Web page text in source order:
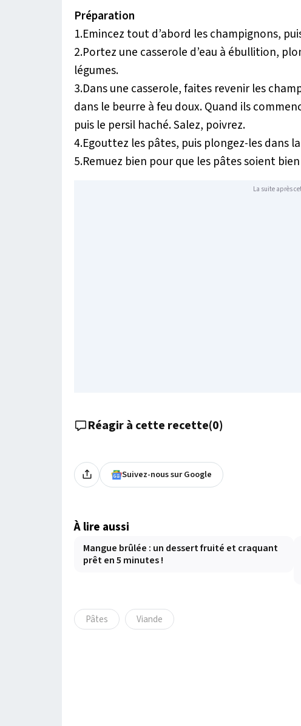
Préparation
1.Emincez tout d’abord les champignons,
2.Portez une casserole d’eau à ébullition,
légumes.
3.Dans une casserole, faites revenir les
dans le beurre à feu doux. Quand ils
puis le persil haché. Salez, poivrez.
4.Egouttez les pâtes, puis plongez-les dans
5.Remuez bien pour que les pâtes soient
La suite après
Réagir à cette recette(0)
Suivez-nous sur Google
À lire aussi
Mangue brûlée : un dessert fruité et craquant
prêt en 5 minutes !
Pâtes Viande